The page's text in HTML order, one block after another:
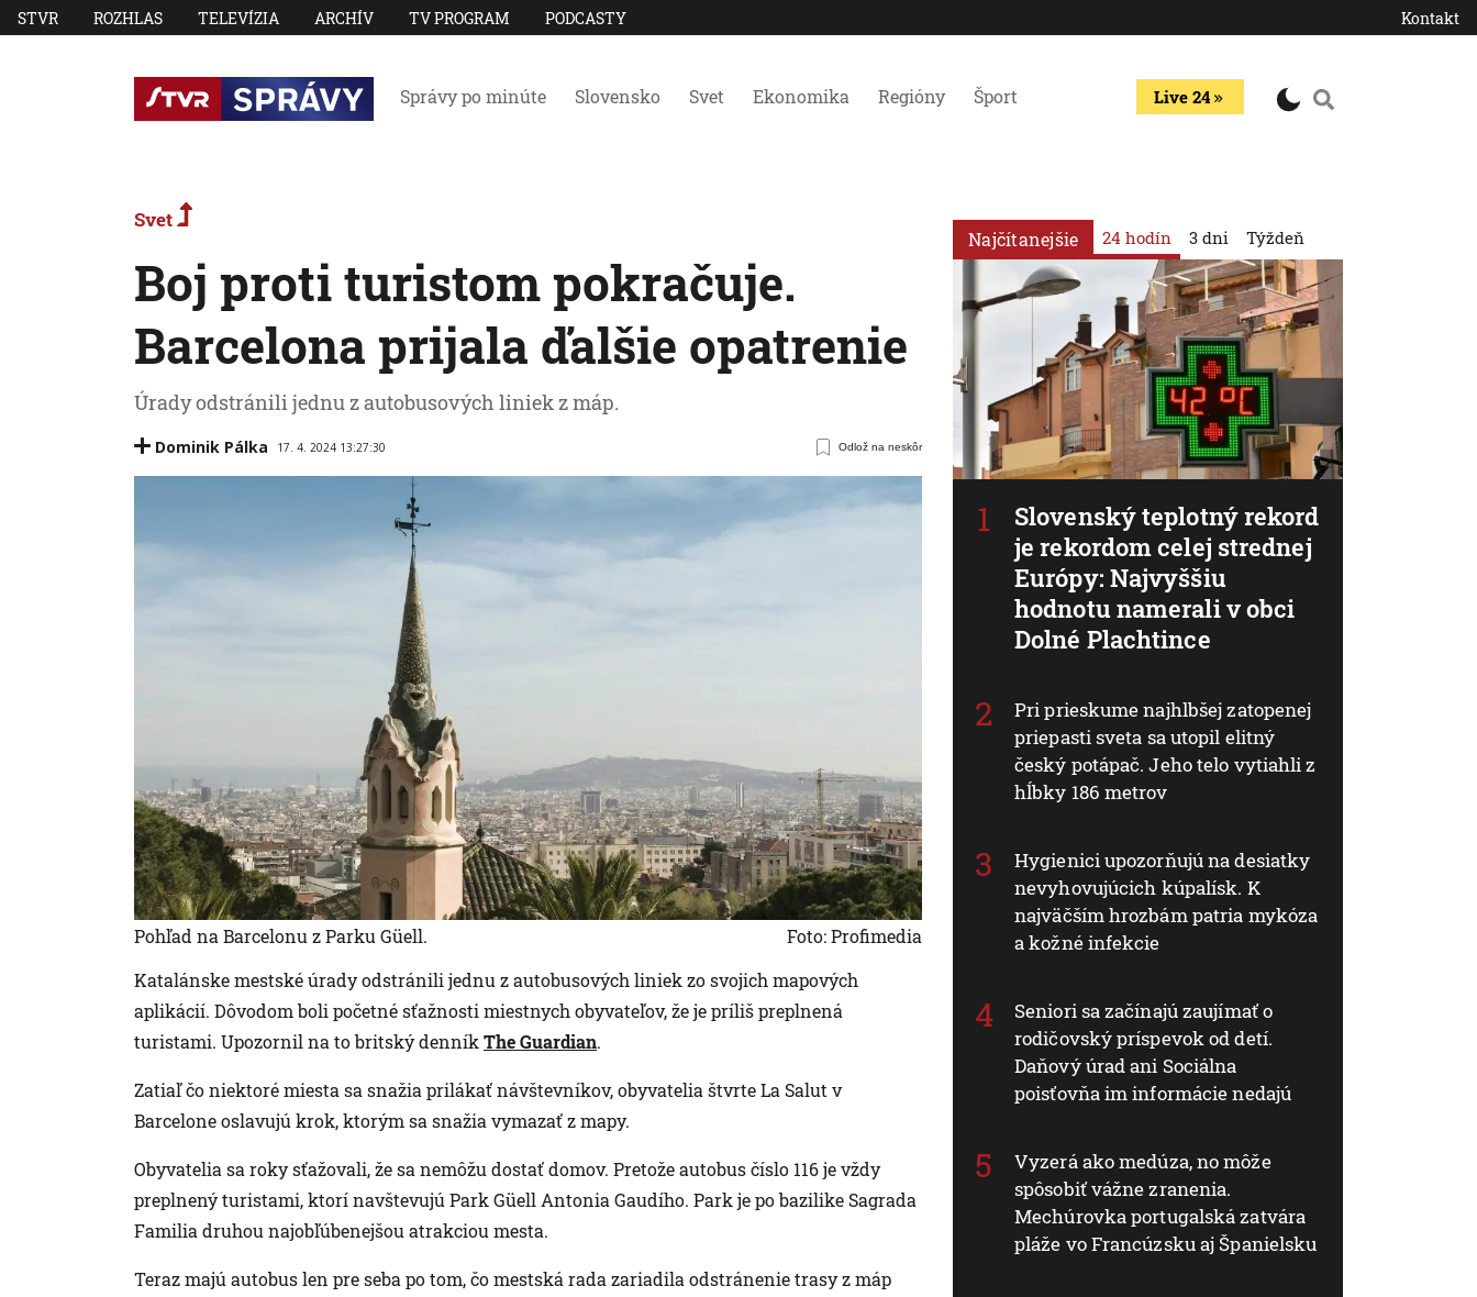
STVR ROZHLAS TELEVÍZIA ARCHÍV TV PROGRAM PODCASTY Kontakt
Správy po minúte Slovensko Svet Ekonomika Regióny Šport Live 24
Svet
Boj proti turistom pokračuje.
Barcelona prijala ďalšie opatrenie
Úrady odstránili jednu z autobusových liniek z máp.
Dominik Pálka 17. 4. 2024 13:27:30 Odlož na neskôr
Pohľad na Barcelonu z Parku Güell.
Foto: Profimedia
Katalánske mestské úrady odstránili jednu z autobusových liniek zo svojich mapových
aplikácií. Dôvodom boli početné sťažnosti miestnych obyvateľov, že je príliš preplnená
turistami. Upozornil na to britský denník The Guardian.
Zatiaľ čo niektoré miesta sa snažia prilákať návštevníkov, obyvatelia štvrte La Salut v
Barcelone oslavujú krok, ktorým sa snažia vymazať z mapy.
Obyvatelia sa roky sťažovali, že sa nemôžu dostať domov. Pretože autobus číslo 116 je vždy
preplnený turistami, ktorí navštevujú Park Güell Antonia Gaudího. Park je po bazilike Sagrada
Familia druhou najobľúbenejšou atrakciou mesta.
Teraz majú autobus len pre seba po tom, čo mestská rada zariadila odstránenie trasy z máp
Najčítanejšie 24 hodín
Slovenský teplotný rekord
je rekordom celej strednej
Európy: Najvyššiu
hodnotu namerali v obci
Dolné Plachtince
Pri prieskume najhlbšej zatopenej
priepasti sveta sa utopil elitný
český potápač. Jeho telo vytiahli z
hĺbky 186 metrov
Hygienici upozorňujú na desiatky
nevyhovujúcich kúpalísk. K
najväčším hrozbám patria mykóza
a kožné infekcie
Seniori sa začínajú zaujímať o
rodičovský príspevok od detí.
Daňový úrad ani Sociálna
poisťovňa im informácie nedajú
Vyzerá ako medúza, no môže
spôsobiť vážne zranenia.
Mechúrovka portugalská zatvára
pláže vo Francúzsku aj Španielsku
3 dni Týždeň